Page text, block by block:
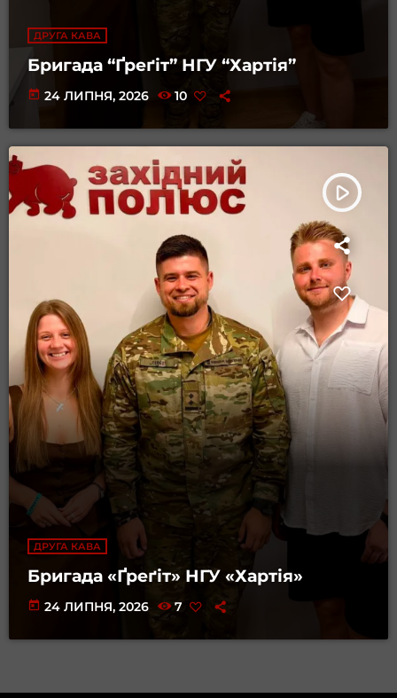
ДРУГА КАВА
Бригада “Ґреґіт” НГУ “Хартія”
today 24 ЛИПНЯ, 2026 10
play_arrow
ДРУГА КАВА
Бригада «Ґреґіт» НГУ «Хартія»
today 24 ЛИПНЯ, 2026 7